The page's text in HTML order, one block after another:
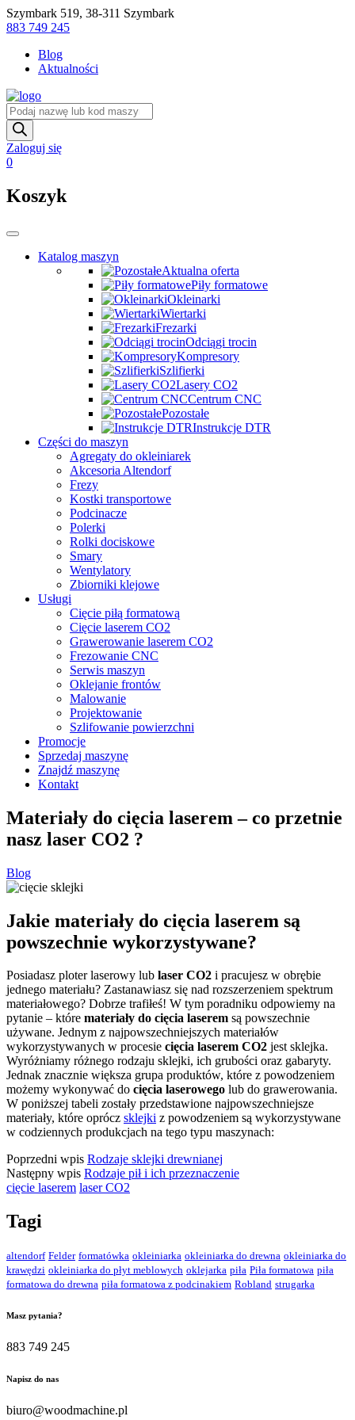
Skip
to
Szymbark 519, 38-311 Szymbark
883 749 245
Blog
Aktualności
Wyszukiwarka
produktów
Zaloguj się
0
Koszyk
Katalog maszyn
Aktualna oferta
Piły formatowe
Okleinarki
Wiertarki
Frezarki
Odciągi trocin
Kompresory
Szlifierki
Lasery CO2
Centrum CNC
Pozostałe
Instrukcje DTR
Części do maszyn
Agregaty do okleiniarek
Akcesoria Altendorf
Frezy
Kostki transportowe
Podcinacze
Polerki
Rolki dociskowe
Smary
Wentylatory
Zbiorniki klejowe
Usługi
Cięcie piłą formatową
Cięcie laserem CO2
Grawerowanie laserem CO2
Frezowanie CNC
Serwis maszyn
Oklejanie frontów
Malowanie
Projektowanie
Szlifowanie powierzchni
Promocje
Sprzedaj maszynę
Znajdź maszynę
Kontakt
Materiały do cięcia laserem – co przetnie
nasz laser CO2 ?
Blog
Jakie materiały do cięcia laserem są
powszechnie wykorzystywane?
Posiadasz ploter laserowy lub laser CO2 i pracujesz w obrębie
jednego materiału? Zastanawiasz się nad rozszerzeniem spektrum
materiałowego? Dobrze trafiłeś! W tym poradniku odpowiemy na
pytanie – które materiały do cięcia laserem są powszechnie
używane. Jednym z najpowszechniejszych materiałów
wykorzystywanych w procesie cięcia laserem CO2 jest sklejka.
Wyróżniamy różnego rodzaju sklejki, ich grubości oraz gabaryty.
Jednak znacznie większa grupa produktów, które z powodzeniem
możemy wykonywać do cięcia laserowego lub do grawerowania.
W poniższej tabeli zostały przedstawione najpowszechniejsze
materiały, które oprócz sklejki z powodzeniem są wykorzystywane
w codziennych produkcjach na tego typu maszynach:
Poprzedni wpis Rodzaje sklejki drewnianej
Następny wpis Rodzaje pił i ich przeznaczenie
cięcie laserem laser CO2
Tagi
altendorf Felder formatówka okleiniarka okleiniarka do drewna okleiniarka do
krawędzi okleiniarka do płyt meblowych oklejarka piła Piła formatowa piła
formatowa do drewna piła formatowa z podcinakiem Robland strugarka
Masz pytania?
883 749 245
Napisz do nas
biuro@woodmachine.pl